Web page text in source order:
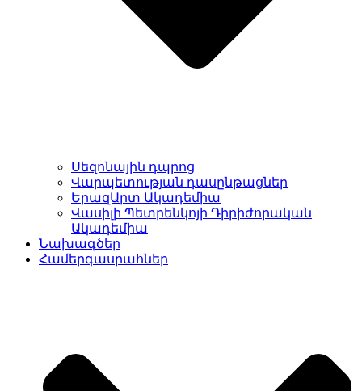
Սեզոնային դպրոց
Վարպետության դասընթացներ
ԵրազԱրտ Ակադեմիա
Վասիլի Պետրենկոյի Դիրիժորական
Ակադեմիա
Նախագծեր
Համերգասրահներ